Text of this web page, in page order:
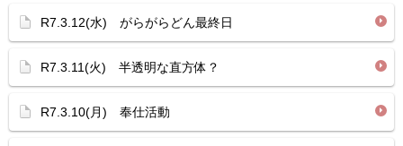
R7.3.12(水) がらがらどん最終日
R7.3.11(火) 半透明な直方体？
R7.3.10(月) 奉仕活動